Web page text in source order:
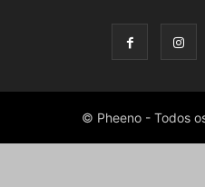
© Pheeno - Todos